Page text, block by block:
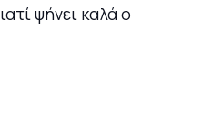
ψήνει καλά ο